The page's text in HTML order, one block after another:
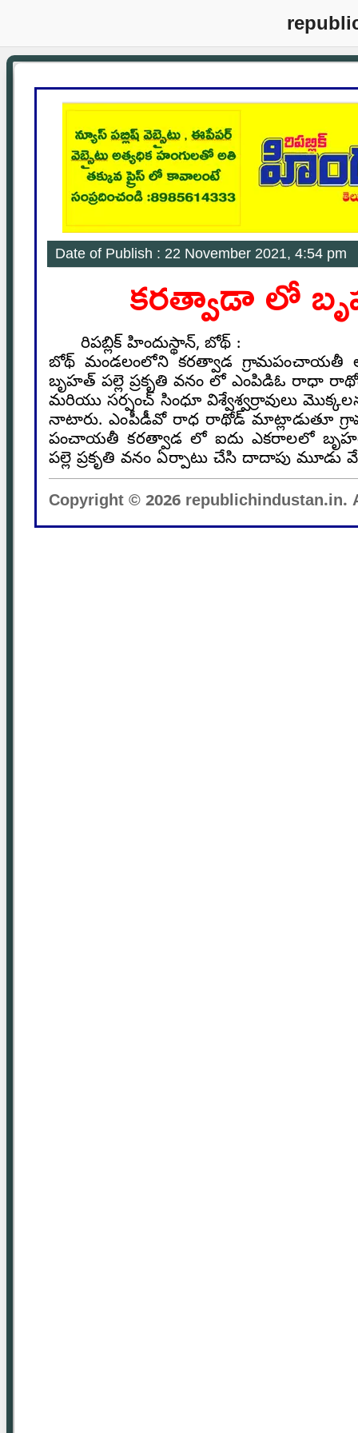
Date of Publish : 22 November 2021, 4:54 pm
కరత్వాడా లో
రిపబ్లిక్ హిందుస్థాన్, బోథ్ :
బోథ్ మండలంలోని కరత్వాడ గ్రామపంచాయతీ
బృహత్ పల్లె ప్రకృతి వనం లో ఎంపిడిఓ రాధా
మరియు సర్పంచ్ సింధూ విశ్వేశ్వర్రావులు
నాటారు. ఎంపీడీవో రాధ రాథోడ్ మాట్లాడుతూ
పంచాయతీ కరత్వాడ లో ఐదు ఎకరాలలో
పల్లె ప్రకృతి వనం ఏర్పాటు చేసి దాదాపు మూడు
బృహత్ పల్లె ప్రకృతి నేలను వెంటనే
చేయించిన సర్పంచును ఎం పి డి ఓ
ఈ కార్యక్రమంలో సర్పంచ్ సింధూ విశ్వేశ్వర్
పీ ఓ, శ్యామ్,పంచాయతీ కార్యదర్శి చార్లెస్
Copyright © 2026 republichindustan.in.